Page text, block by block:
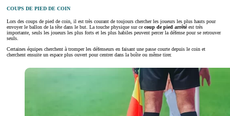
COUPS DE PIED DE COIN
Lors des coups de pied de coin, il est très courant de toujours chercher les joueurs les plus hauts pour
envoyer le ballon de la tête dans le but. La touche physique sur ce coup de pied arrêtéest très
importante, seuls les joueurs les plus forts et les plus habiles peuvent percer la défense pour se retrouver
seuls.
Certaines équipes cherchent à tromper les défenseurs en faisant une passe courte depuis le coin et
cherchent ensuite un espace plus ouvert pour centrer dans la boîte ou même tirer.